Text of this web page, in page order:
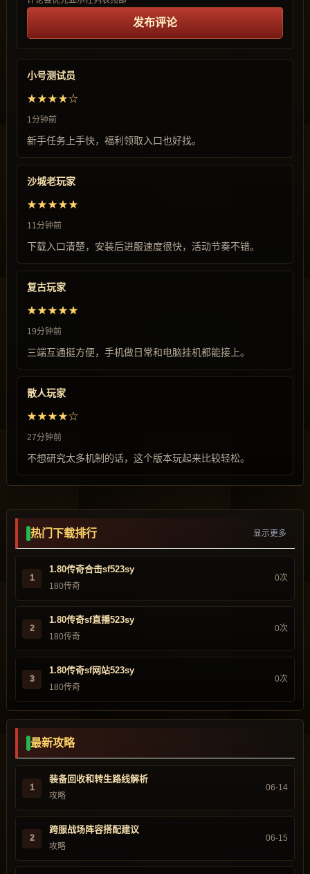
发布评论
小号测试员
★★★★☆
1分钟前
新手任务上手快，福利领取入口也好找。
沙城老玩家
★★★★★
11分钟前
下载入口清楚，安装后进服速度很快，活动节奏不错。
复古玩家
★★★★★
19分钟前
三端互通挺方便，手机做日常和电脑挂机都能接上。
散人玩家
★★★★☆
27分钟前
不想研究太多机制的话，这个版本玩起来比较轻松。
热门下载排行 显示更多
1
1.80传奇合击sf523sy
180传奇
0次
2
1.80传奇sf直播523sy
180传奇
0次
3
1.80传奇sf网站523sy
180传奇
0次
最新攻略
1
装备回收和转生路线解析
攻略
06-14
2
跨服战场阵容搭配建议
攻略
06-15